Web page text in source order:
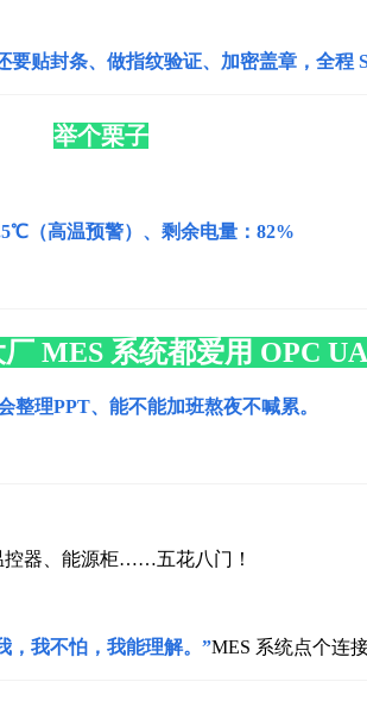
要贴封条、做指纹验证、加密盖章，全程
举个栗子
（高温预警）、 剩余电量：82%
MES 系统都爱用 OPC
理PPT、能不能加班熬夜不喊累。
控器、能源柜……五花八门！
，我不怕，我能理解。”MES 系统点个连